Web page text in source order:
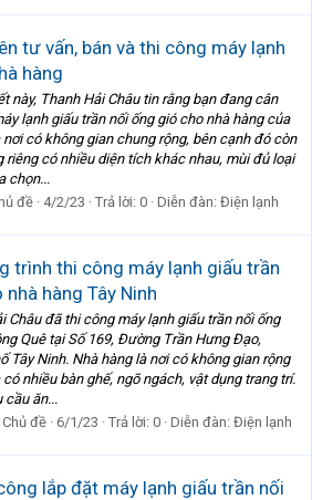
tư vấn, bán và thi công máy lạnh
hàng
này, Thanh Hải Châu tin rằng bạn đang cân
lạnh giấu trần nối ống gió cho nhà hàng của
nơi có không gian chung rộng, bên cạnh đó còn
riêng có nhiều diện tích khác nhau, mùi đủ loại
chọn...
đề 4/2/23 Trả lời: 0 Diễn đàn: Điện lạnh
trình thi công máy lạnh giấu trần
hàng Tây Ninh
Châu đã thi công máy lạnh giấu trần nối ống
Quê tại Số 169, Đường Trần Hưng Đạo,
Tây Ninh. Nhà hàng là nơi có không gian rộng
nhiều bàn ghế, ngõ ngách, vật dụng trang trí.
cầu ăn...
Chủ đề 6/1/23 Trả lời: 0 Diễn đàn: Điện lạnh
lắp đặt máy lạnh giấu trần nối